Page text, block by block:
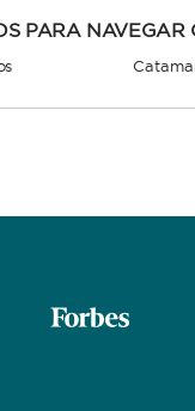
PARA NAVEGAR